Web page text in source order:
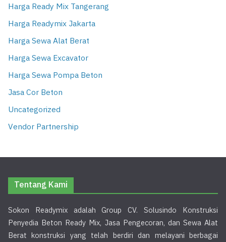
Harga Ready Mix Tangerang
Harga Readymix Jakarta
Harga Sewa Alat Berat
Harga Sewa Excavator
Harga Sewa Pompa Beton
Jasa Cor Beton
Uncategorized
Vendor Partnership
Tentang Kami
Sokon Readymix adalah Group CV. Solusindo Konstruksi
Penyedia Beton Ready Mix, Jasa Pengecoran, dan Sewa Alat
Berat konstruksi yang telah berdiri dan melayani berbagai